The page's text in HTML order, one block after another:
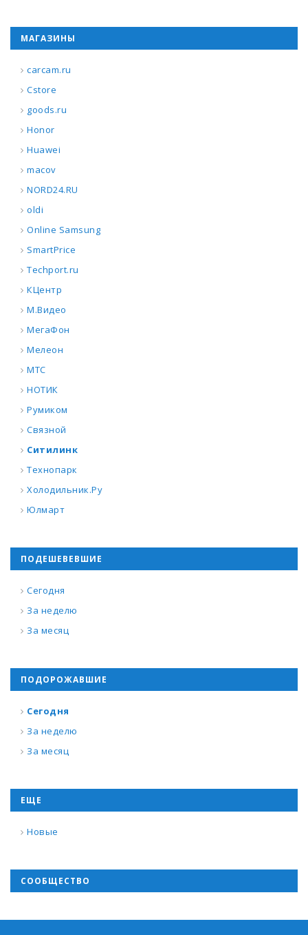
МАГАЗИНЫ
carcam.ru
Cstore
goods.ru
Honor
Huawei
macov
NORD24.RU
oldi
Online Samsung
SmartPrice
Techport.ru
КЦентр
М.Видео
МегаФон
Мелеон
МТС
НОТИК
Румиком
Связной
Ситилинк
Технопарк
Холодильник.Ру
Юлмарт
ПОДЕШЕВЕВШИЕ
Сегодня
За неделю
За месяц
ПОДОРОЖАВШИЕ
Сегодня
За неделю
За месяц
ЕЩЕ
Новые
СООБЩЕСТВО